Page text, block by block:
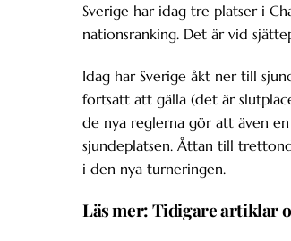
Sverige har idag tre platser i
nationsranking. Det är vid
Idag har Sverige åkt ner till
fortsatt att gälla (det är
de nya reglerna gör att även
sjundeplatsen. Åttan till
i den nya turneringen.
Läs mer: Tidigare artiklar